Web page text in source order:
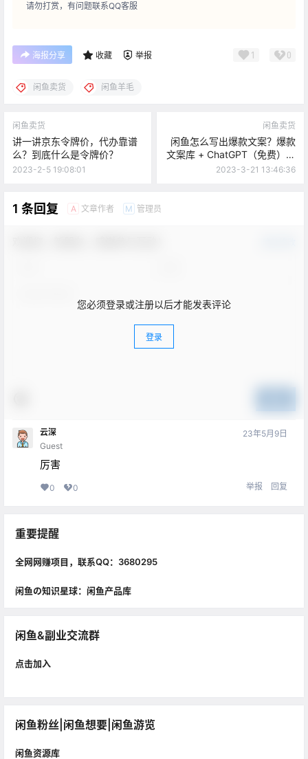
请勿打赏，有问题联系QQ客服
海报分享 收藏 举报 1 0
闲鱼卖货 闲鱼羊毛
闲鱼卖货
讲一讲京东令牌价，代办靠谱
么？到底什么是令牌价？
2023-2-5 19:08:01
闲鱼卖货
闲鱼怎么写出爆款文案？爆款
文案库 + ChatGPT（免费），
包你满意！
2023-3-21 13:46:36
1 条回复 A 文章作者 M 管理员
您必须登录或注册以后才能发表评论
登录
云深
Guest
23年5月9日
厉害
0 0 举报 回复
重要提醒
全网网赚项目，联系QQ：3680295
闲鱼の知识星球：闲鱼产品库
闲鱼&副业交流群
点击加入
闲鱼粉丝|闲鱼想要|闲鱼游览
闲鱼资源库